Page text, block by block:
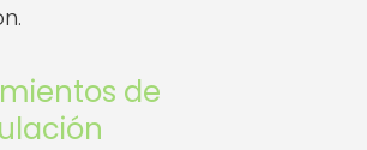
de